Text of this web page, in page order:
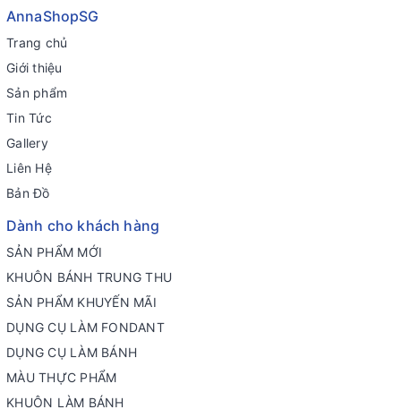
AnnaShopSG
Trang chủ
Giới thiệu
Sản phẩm
Tin Tức
Gallery
Liên Hệ
Bản Đồ
Dành cho khách hàng
SẢN PHẨM MỚI
KHUÔN BÁNH TRUNG THU
SẢN PHẨM KHUYẾN MÃI
DỤNG CỤ LÀM FONDANT
DỤNG CỤ LÀM BÁNH
MÀU THỰC PHẨM
KHUÔN LÀM BÁNH